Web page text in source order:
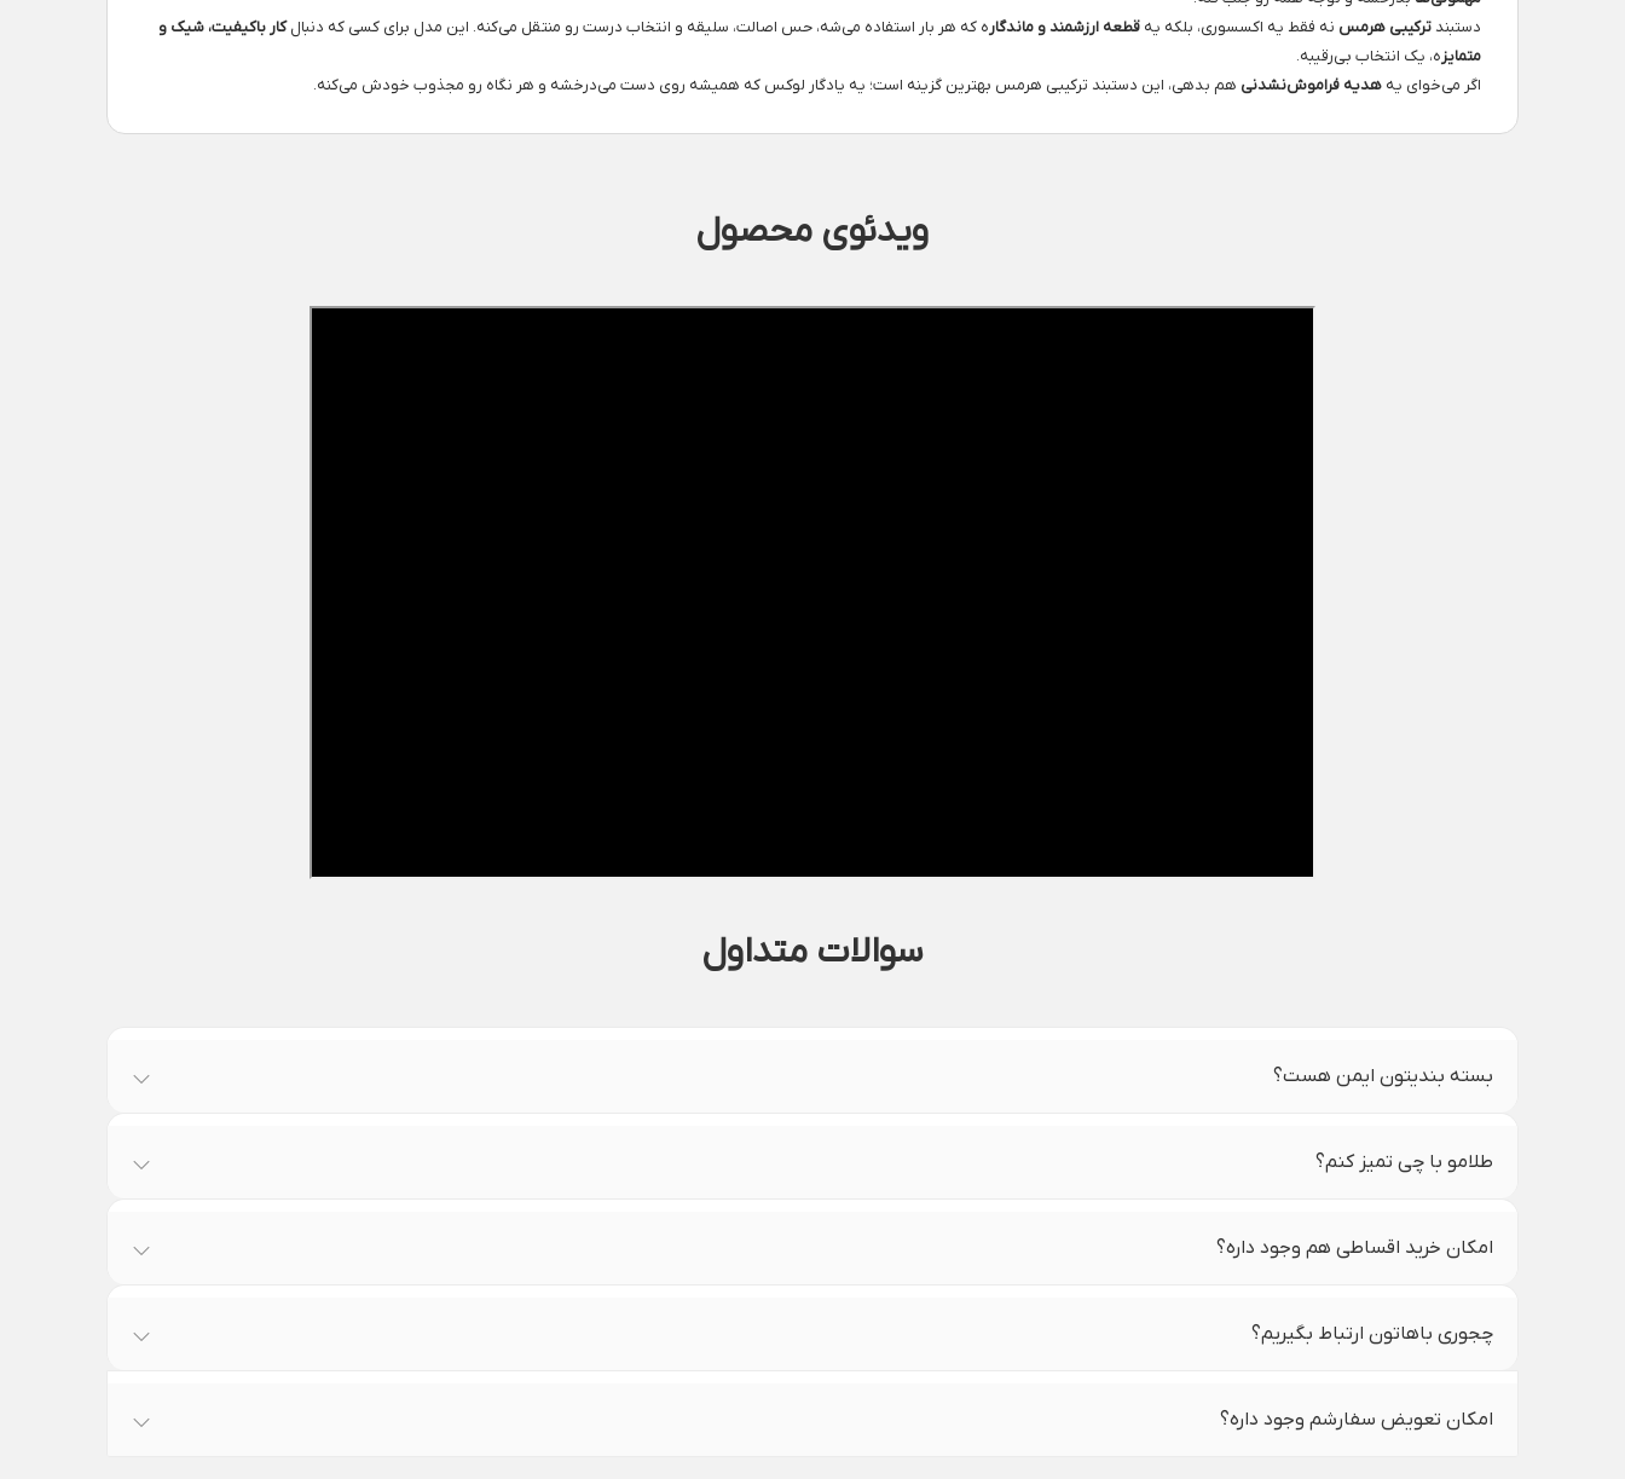
دستبند ترکیبی هرمس نه فقط یه اکسسوری، بلکه یه قطعه ارزشمند و ماندگاره که هر بار استفاده می‌شه، حس اصالت، سلیقه و انتخاب درست رو منتقل می‌کنه. این مدل برای کسی که دنبالکار باکیفیت، شیک و
متمایزه، یک انتخاب بی‌رقیبه.
اگر می‌خوای یه هدیه فراموش‌نشدنی هم بدهی، این دستبند ترکیبی هرمس بهترین گزینه است؛ یه یادگار لوکس که همیشه روی دست می‌درخشه و هر نگاه رو مجذوب خودش می‌کنه.
ویدئوی محصول
سوالات متداول
بسته بندیتون ایمن هست؟
طلامو با چی تمیز کنم؟
امکان خرید اقساطی هم وجود داره؟
چجوری باهاتون ارتباط بگیریم؟
امکان تعویض سفارشم وجود داره؟